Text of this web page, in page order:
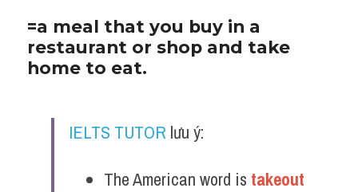
Từ vựng theo tiền tố
Task 1
Phân biệt từ
=a meal that you buy in a
restaurant or shop and take
home to eat.
IELTS TUTOR lưu ý:
The American word is takeout